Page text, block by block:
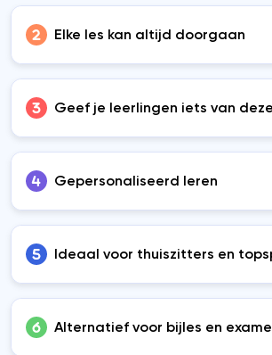
Elke les kan altijd doorgaan
Geef je leerlingen iets van
Gepersonaliseerd leren
Ideaal voor thuiszitters en
Alternatief voor bijles en